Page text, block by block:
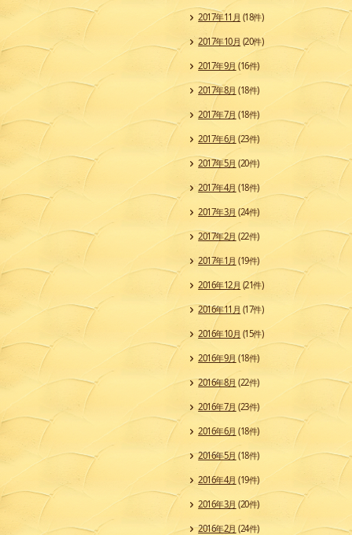
2017年11月 (18件)
2017年10月 (20件)
2017年9月(16件)
2017年8月 (18件)
2017年7月 (18件)
2017年6月 (23件)
2017年5月 (20件)
2017年4月 (18件)
2017年3月(24件)
2017年2月 (22件)
2017年1月 (19件)
2016年12月(21件)
2016年11月 (17件)
2016年10月 (15件)
2016年9月(18件)
2016年8月 (22件)
2016年7月 (23件)
2016年6月 (18件)
2016年5月 (18件)
2016年4月 (19件)
2016年3月 (20件)
2016年2月 (24件)